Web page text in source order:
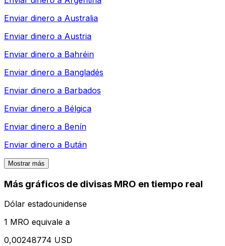
Enviar dinero a Australia
Enviar dinero a Austria
Enviar dinero a Bahréin
Enviar dinero a Bangladés
Enviar dinero a Barbados
Enviar dinero a Bélgica
Enviar dinero a Benín
Enviar dinero a Bután
Mostrar más
Más gráficos de divisas MRO en tiempo real
Dólar estadounidense
1 MRO equivale a
0,00248774 USD